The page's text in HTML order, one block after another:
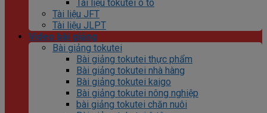
Tài liệu tokutei ô tô
Tài liệu JFT
Tài liệu JLPT
Video bài giảng
Bài giảng tokutei
Bài giảng tokutei thực phẩm
Bài giảng tokutei nhà hàng
Bài giảng tokutei kaigo
Bài giảng tokutei nông nghiệp
bài giảng tokutei chăn nuôi